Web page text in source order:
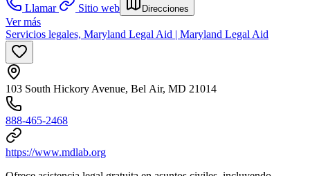
Llamar
Sitio web Direcciones
Ver más
Servicios legales, Maryland Legal Aid | Maryland Legal Aid
103 South Hickory Avenue, Bel Air, MD 21014
888-465-2468
https://www.mdlab.org